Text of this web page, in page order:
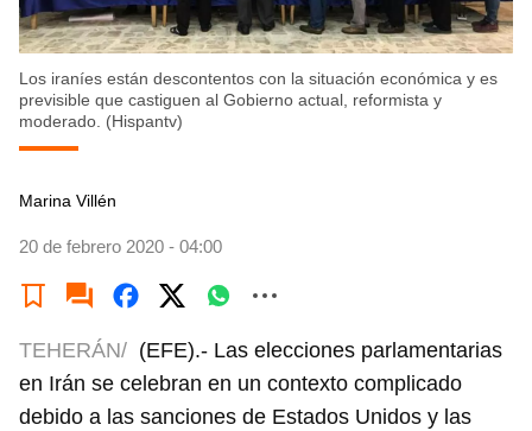
Los iraníes están descontentos con la situación económica y es
previsible que castiguen al Gobierno actual, reformista y
moderado. (Hispantv)
Marina Villén
20 de febrero 2020 - 04:00
TEHERÁN/ (EFE).- Las elecciones parlamentarias
en Irán se celebran en un contexto complicado
debido a las sanciones de Estados Unidos y las